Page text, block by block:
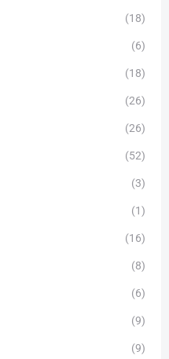
(18)
(6)
(18)
(26)
(26)
(52)
(3)
(1)
(16)
(8)
(6)
(9)
(9)